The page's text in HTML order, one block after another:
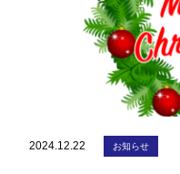
2024.12.22 お知らせ